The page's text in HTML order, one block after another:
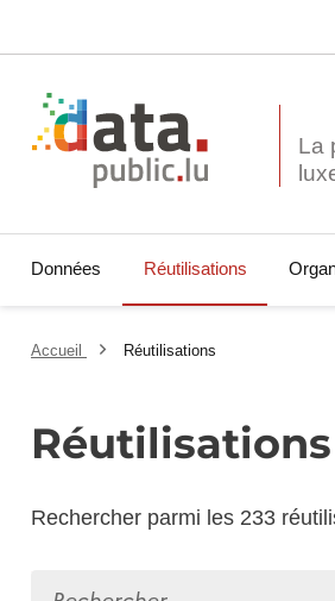
La
Données Réutilisations
Accueil Réutilisations
Réutilisations
Rechercher parmi les 233